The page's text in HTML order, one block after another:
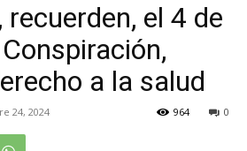
recuerden, el 4 de
a la salud
24, 2024 0
964